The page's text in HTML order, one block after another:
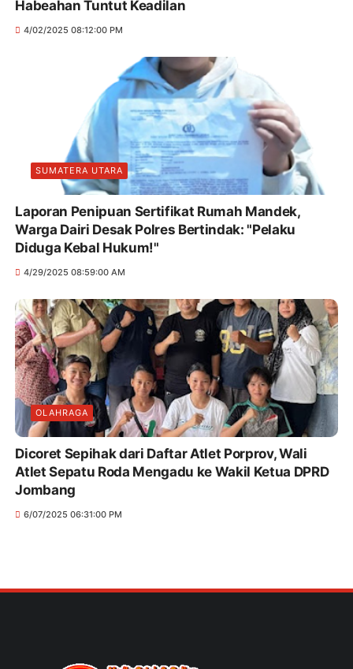
Habeahan Tuntut Keadilan
4/02/2025 08:12:00 PM
SUMATERA UTARA
Laporan Penipuan Sertifikat Rumah Mandek,
Warga Dairi Desak Polres Bertindak: "Pelaku
Diduga Kebal Hukum!"
4/29/2025 08:59:00 AM
OLAHRAGA
Dicoret Sepihak dari Daftar Atlet Porprov, Wali
Atlet Sepatu Roda Mengadu ke Wakil Ketua DPRD
Jombang
6/07/2025 06:31:00 PM